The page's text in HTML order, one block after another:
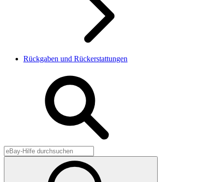
Rückgaben und Rückerstattungen